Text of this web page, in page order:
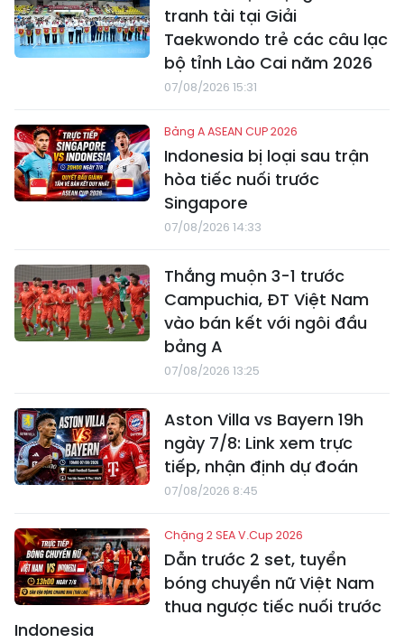
tranh tài tại Giải
Taekwondo trẻ các câu lạc
bộ tỉnh Lào Cai năm 2026
07/08/2026 15:31
Bảng A ASEAN CUP 2026
Indonesia bị loại sau trận
hòa tiếc nuối trước
Singapore
07/08/2026 14:33
Thắng muộn 3-1 trước
Campuchia, ĐT Việt Nam
vào bán kết với ngôi đầu
bảng A
07/08/2026 13:25
Aston Villa vs Bayern 19h
ngày 7/8: Link xem trực
tiếp, nhận định dự đoán
07/08/2026 8:45
Chặng 2 SEA V.Cup 2026
Dẫn trước 2 set, tuyển
bóng chuyền nữ Việt Nam
thua ngược tiếc nuối trước
Indonesia